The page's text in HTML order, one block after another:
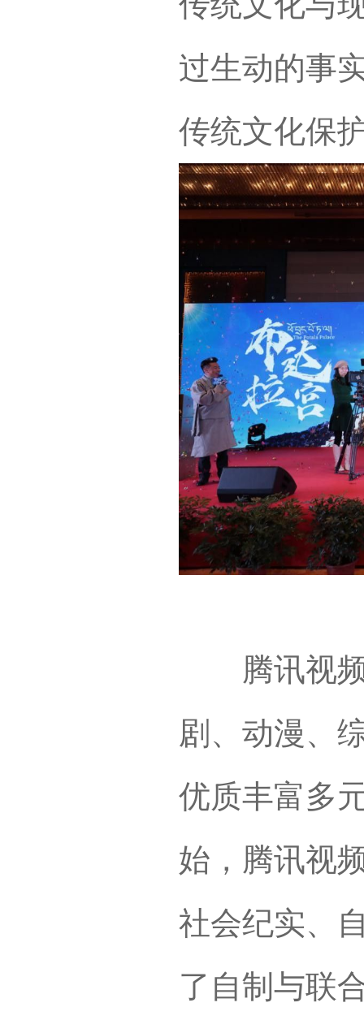
过生动的事
传统文化保
腾讯视频
剧、动漫、
优质丰富多
始，腾讯视
社会纪实、
了自制与联